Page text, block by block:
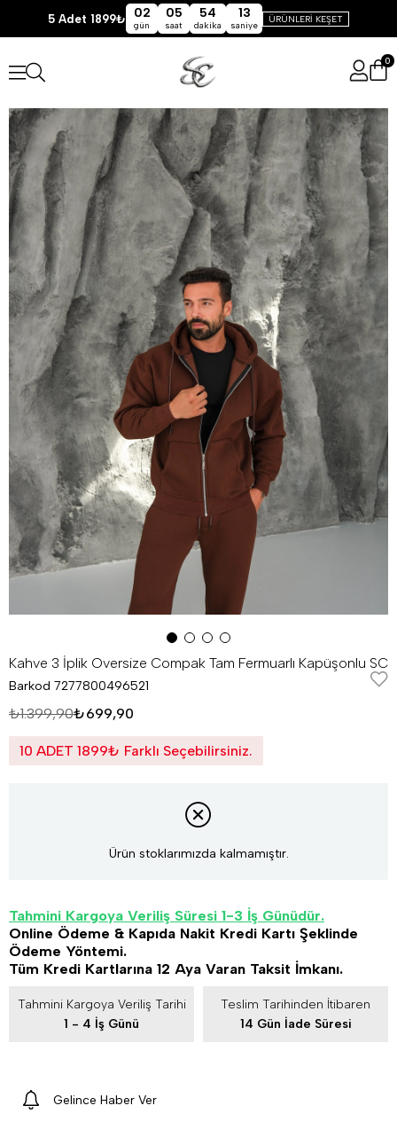
5 Adet 1899₺ 02
gün
05
saat
54
dakika
13
saniye
ÜRÜNLERİ KEŞET
0
Kahve 3 İplik Oversize Compak Tam Fermuarlı Kapüşonlu SC
Barkod 7277800496521
₺1.399,90₺699,90
10 ADET 1899₺ Farklı Seçebilirsiniz.
Ürün stoklarımızda kalmamıştır.
Tahmini Kargoya Veriliş Süresi 1-3 İş Günüdür.
Online Ödeme & Kapıda Nakit Kredi Kartı Şeklinde
Ödeme Yöntemi.
Tüm Kredi Kartlarına 12 Aya Varan Taksit İmkanı.
Tahmini Kargoya Veriliş Tarihi
1 - 4 İş Günü
Teslim Tarihinden İtibaren
14 Gün İade Süresi
Gelince Haber Ver